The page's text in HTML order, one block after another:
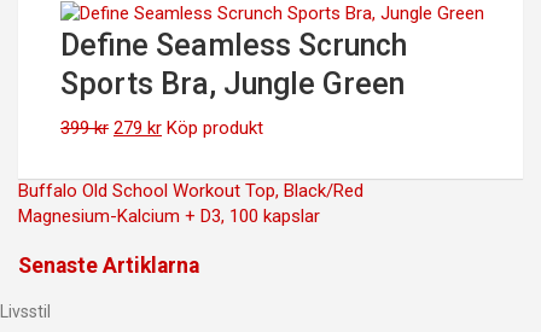
Define Seamless Scrunch
Sports Bra, Jungle Green
399kr Det
priset
var:
399 kr.
279 krDet
priset
är:
279 kr.
Köp produkt
Inläggsnavigering
Buffalo Old School Workout Top, Black/Red
Magnesium-Kalcium + D3, 100 kapslar
Senaste Artiklarna
Livsstil